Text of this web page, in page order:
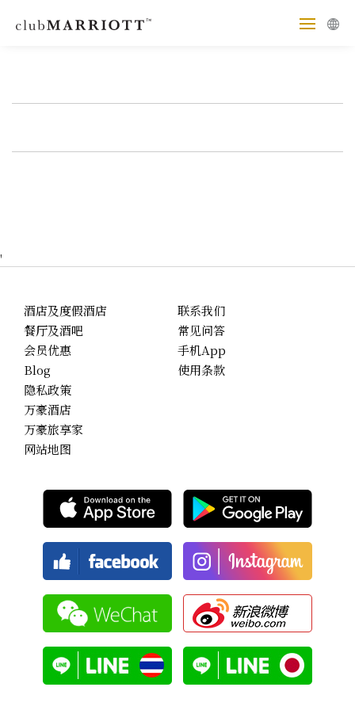
'
酒店及度假酒店
餐厅及酒吧
会员优惠
Blog
联系我们
常见问答
手机App
使用条款
隐私政策
万豪酒店
万豪旅享家
网站地图